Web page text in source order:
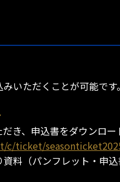
いただくことが可能です。
き、申込書をダウンロ
c/ticket/
料（パンフレット・申